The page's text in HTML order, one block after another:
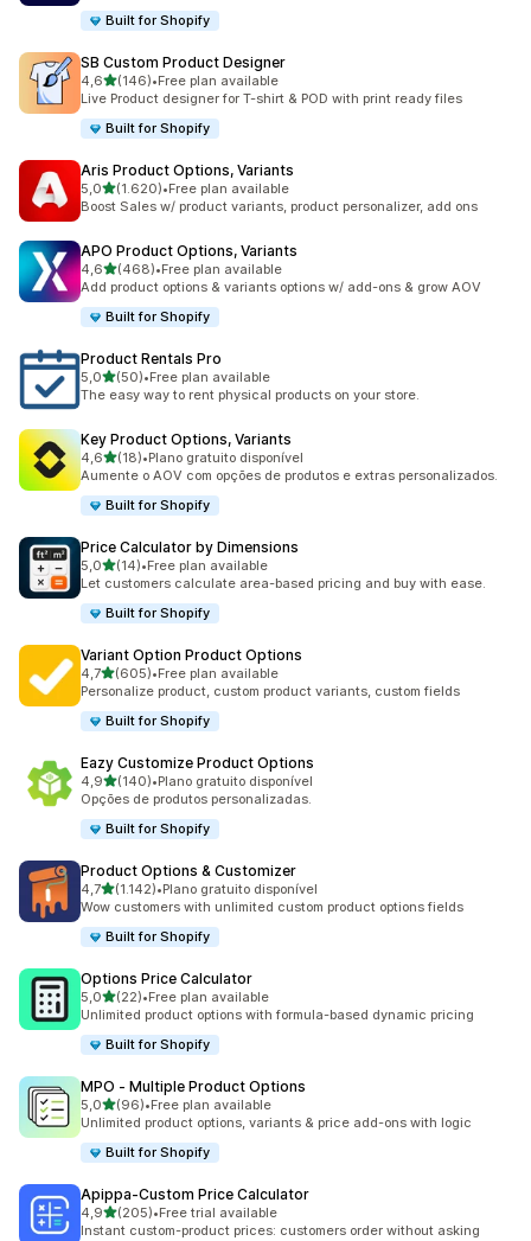
Built for Shopify
SB Custom Product Designer
4,6de 5 estrelas
(146)
146 total de avaliações
•Free plan available
Live Product designer for T-shirt & POD with print ready files
Built for Shopify
Aris Product Options, Variants
5,0de 5 estrelas
(1.620)
1620 total de avaliações
•Free plan available
Boost Sales w/ product variants, product personalizer, add ons
APO Product Options, Variants
4,6de 5 estrelas
(468)
468 total de avaliações
•Free plan available
Add product options & variants options w/ add-ons & grow AOV
Built for Shopify
Product Rentals Pro
5,0de 5 estrelas
(50)
50 total de avaliações
•Free plan available
The easy way to rent physical products on your store.
Key Product Options, Variants
4,6de 5 estrelas
(18)
18 total de avaliações
•Plano gratuito disponível
Aumente o AOV com opções de produtos e extras personalizados.
Built for Shopify
Price Calculator by Dimensions
5,0de 5 estrelas
(14)
14 total de avaliações
•Free plan available
Let customers calculate area-based pricing and buy with ease.
Built for Shopify
Variant Option Product Options
4,7de 5 estrelas
(605)
605 total de avaliações
•Free plan available
Personalize product, custom product variants, custom fields
Built for Shopify
Eazy Customize Product Options
4,9de 5 estrelas
(140)
140 total de avaliações
•Plano gratuito disponível
Opções de produtos personalizadas.
Built for Shopify
Product Options & Customizer
4,7de 5 estrelas
(1.142)
1142 total de avaliações
•Plano gratuito disponível
Wow customers with unlimited custom product options fields
Built for Shopify
Options Price Calculator
5,0de 5 estrelas
(22)
22 total de avaliações
•Free plan available
Unlimited product options with formula-based dynamic pricing
Built for Shopify
MPO ‑ Multiple Product Options
5,0de 5 estrelas
(96)
96 total de avaliações
•Free plan available
Unlimited product options, variants & price add-ons with logic
Built for Shopify
Apippa‑Custom Price Calculator
4,9de 5 estrelas
(205)
205 total de avaliações
•Free trial available
Instant custom-product prices: customers order without asking